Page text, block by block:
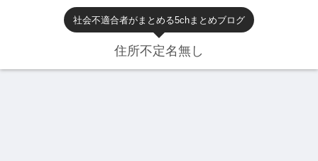
社会不適合者がまとめる5chまとめブログ
住所不定名無し